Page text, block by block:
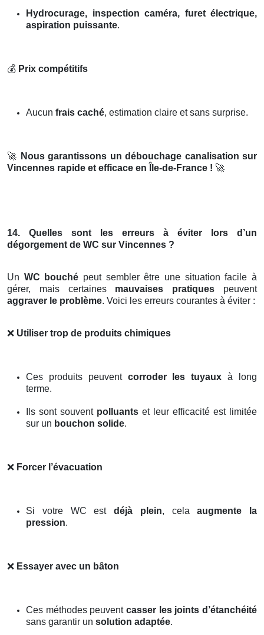
Hydrocurage, inspection caméra, furet électrique,
aspiration puissante.
💰 Prix compétitifs
Aucun frais caché, estimation claire et sans surprise.
🚀 Nous garantissons un débouchage canalisation sur
Vincennes rapide et efficace en Île-de-France ! 🚀
14. Quelles sont les erreurs à éviter lors d’un
dégorgement de WC sur Vincennes ?
Un WC bouché peut sembler être une situation facile à
gérer, mais certaines mauvaises pratiques peuvent
aggraver le problème. Voici les erreurs courantes à éviter :
❌ Utiliser trop de produits chimiques
Ces produits peuvent corroder les tuyaux à long
terme.
Ils sont souvent polluants et leur efficacité est limitée
sur un bouchon solide.
❌ Forcer l’évacuation
Si votre WC est déjà plein, celaaugmente la
pression.
❌ Essayer avec un bâton
Ces méthodes peuvent casser les joints d’étanchéité
sans garantir un solution adaptée.